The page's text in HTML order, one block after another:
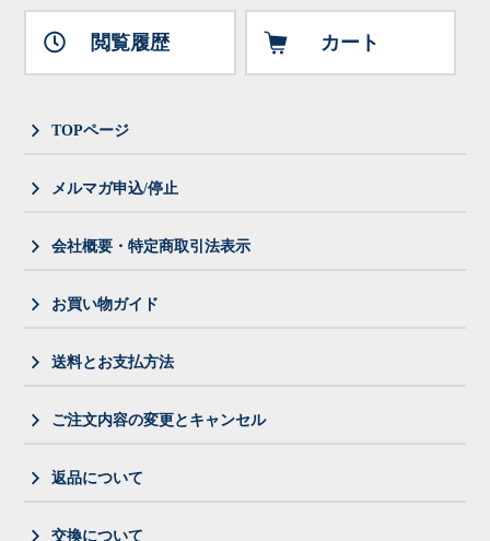
閲覧履歴 カート
TOPページ
メルマガ申込/停止
会社概要・特定商取引法表示
お買い物ガイド
送料とお支払方法
ご注文内容の変更とキャンセル
返品について
交換について